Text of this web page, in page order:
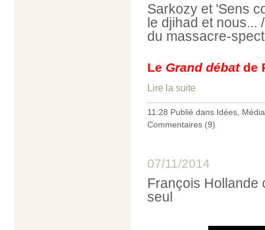
Sarkozy et 'Sens
le djihad et nous...
du massacre-
Le Grand débatde
Lire la suite
11:28 Publié dans Idées
Commentaires (9)
07/11/2014
François Hollande
seul